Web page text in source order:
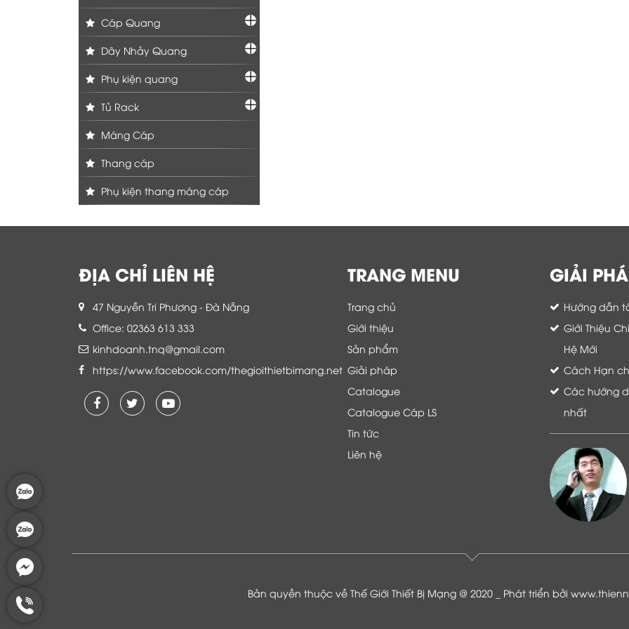
Cáp Quang
Dây Nhảy Quang
Phụ kiện quang
Tủ Rack
Máng Cáp
Thang cáp
Phụ kiện thang máng cáp
ĐỊA CHỈ LIÊN HỆ
47 Nguyễn Tri Phương - Đà Nẵng
Office: 02363 613 333
kinhdoanh.tnq@gmail.com
https://www.facebook.com/thegioithietbimang.net
TRANG MENU
Trang chủ
Giới thiệu
Sản phẩm
Giải pháp
Catalogue
Catalogue Cáp LS
Tin tức
Liên hệ
GIẢI
Hướng dẫn
Giới Thiệu
Hệ Mới
Cách Hạn
Các hướng
nhất
tâm và tin tưởng đội ngũ kỹ thuật, chăm
sóc khách hàng luôn hỗ trợ khách hàng
Là khách hàng đang sử dụng dịch vụ của
Bản quyền thuộc về Thế Giới Thiết Bị Mạng @ 2020 _ Phát triển bởi